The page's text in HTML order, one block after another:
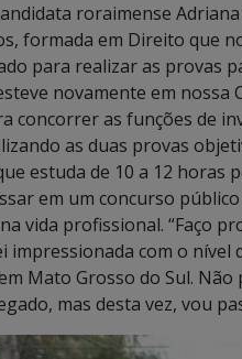
roraimense
formada em Direito que
para realizar as provas
novamente em nossa
concorrer as funções de
as duas provas
estuda de 10 a 12 horas
em um concurso
vida profissional. “Faço
impressionada com o nível
Mato Grosso do Sul. Não
mas desta vez, vou